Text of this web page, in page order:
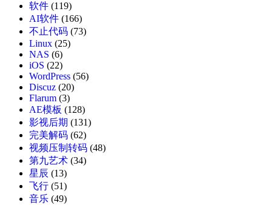
软件 (119)
AI软件 (166)
不止代码 (73)
Linux (25)
NAS (6)
iOS (22)
WordPress (56)
Discuz (20)
Flarum (3)
AE模板 (128)
影视后期 (131)
完美解码 (62)
视频压制转码 (48)
第九艺术 (34)
星辰 (13)
飞行 (51)
音乐 (49)